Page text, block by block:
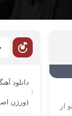
از
دانلود
(ورژن